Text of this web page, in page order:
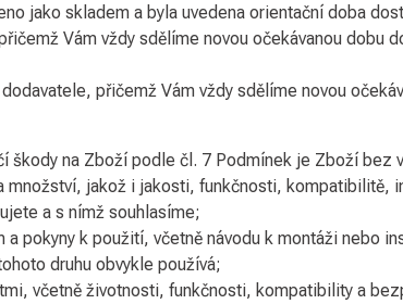
jako skladem a byla uvedena orientační doba
Vám vždy sdělíme novou očekávanou
přičemž Vám vždy sdělíme novou
škody na Zboží podle čl. 7 Podmínek je Zboží bez
množství, jakož i jakosti, funkčnosti, kompatibilitě,
a s nímž souhlasíme;
pokyny k použití, včetně návodu k montáži nebo
druhu obvykle používá;
včetně životnosti, funkčnosti, kompatibility a